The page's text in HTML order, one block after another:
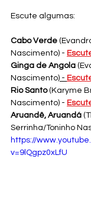
Escute algumas:
Cabo Verde
Nascimento) -
Ginga de Angola
Nascimento) -
Rio Santo (Karyme
Nascimento) -
Aruandê, Aruandá
Serrinha/Toninho
https://
v=9lQgpz0xLfU